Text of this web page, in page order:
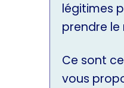
légitimes
prendre le
Ce sont
vous